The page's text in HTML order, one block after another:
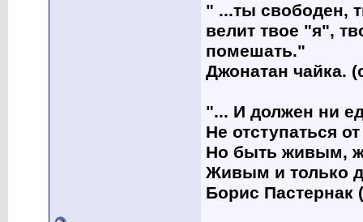
" ...ты свободен,
велит твое "я",
помешать."
Джонатан чайка.
"... И должен ни
Не отступаться
Но быть живым,
Живым и только
Борис Пастернак